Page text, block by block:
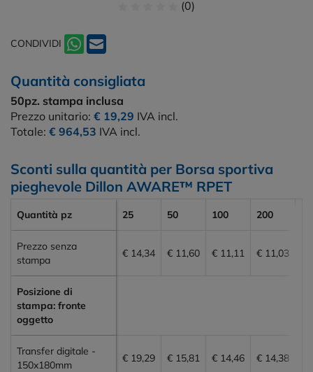
(0)
CONDIVIDI
Quantità consigliata
50pz. stampa inclusa
Prezzo unitario: € 19,29 IVA incl.
Totale: € 964,53 IVA incl.
Sconti sulla quantità per Borsa sportiva
pieghevole Dillon AWARE™ RPET
Quantità pz 25 50 100 200
Prezzo senza
stampa
€ 14,34 € 11,60 € 11,11 € 11,03
Posizione di
stampa: fronte
oggetto
Transfer digitale -
150x180mm
€ 19,29 € 15,81 € 14,46 € 14,38